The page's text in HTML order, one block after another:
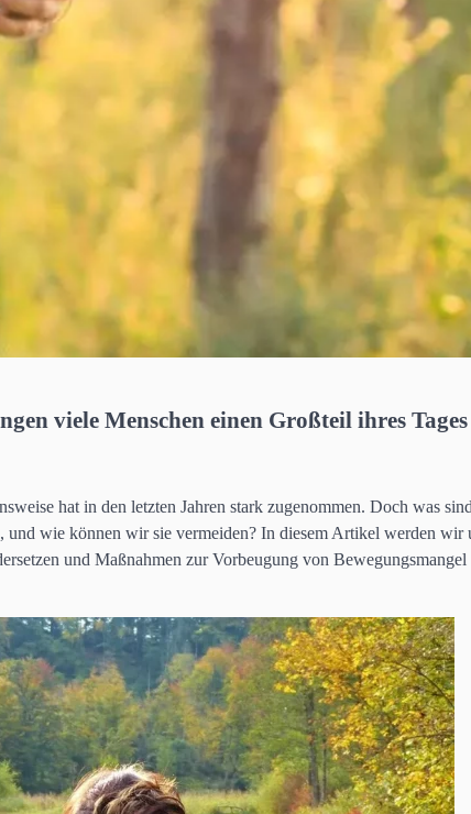
viele Menschen einen Großteil ihres
hat in den letzten Jahren stark zugenommen. Doch was
und wie können wir sie vermeiden? In diesem Artikel werden wir
und Maßnahmen zur Vorbeugung von Bewegungsmangel